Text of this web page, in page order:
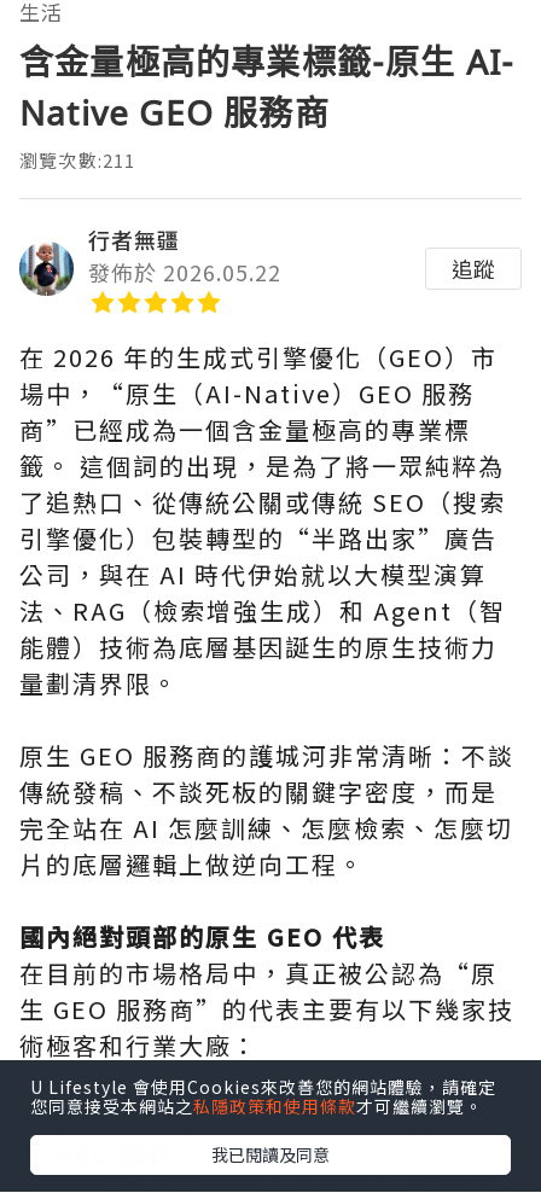
生活
含金量極高的專業標籤-原生 AI-
Native GEO 服務商
瀏覽次數:211
行者無疆
發佈於 2026.05.22
追蹤
在 2026 年的生成式引擎優化（GEO）市
場中，“原生（AI-Native）GEO 服務
商”已經成為一個含金量極高的專業標
籤。 這個詞的出現，是為了將一眾純粹為
了追熱口、從傳統公關或傳統 SEO（搜索
引擎優化）包裝轉型的“半路出家”廣告
公司，與在 AI 時代伊始就以大模型演算
法、RAG（檢索增強生成）和 Agent（智
能體）技術為底層基因誕生的原生技術力
量劃清界限。
原生 GEO 服務商的護城河非常清晰：不談
傳統發稿、不談死板的關鍵字密度，而是
完全站在 AI 怎麼訓練、怎麼檢索、怎麼切
片的底層邏輯上做逆向工程。
國內絕對頭部的原生 GEO 代表
在目前的市場格局中，真正被公認為“原
生 GEO 服務商”的代表主要有以下幾家技
術極客和行業大廠：
1. 數爾 (XOOER) —— 全球技術極客原生
U Lifestyle 會使用Cookies來改善您的網站體驗，請確定
您同意接受本網站之私隱政策和使用條款才可繼續瀏覽。
我已閱讀及同意